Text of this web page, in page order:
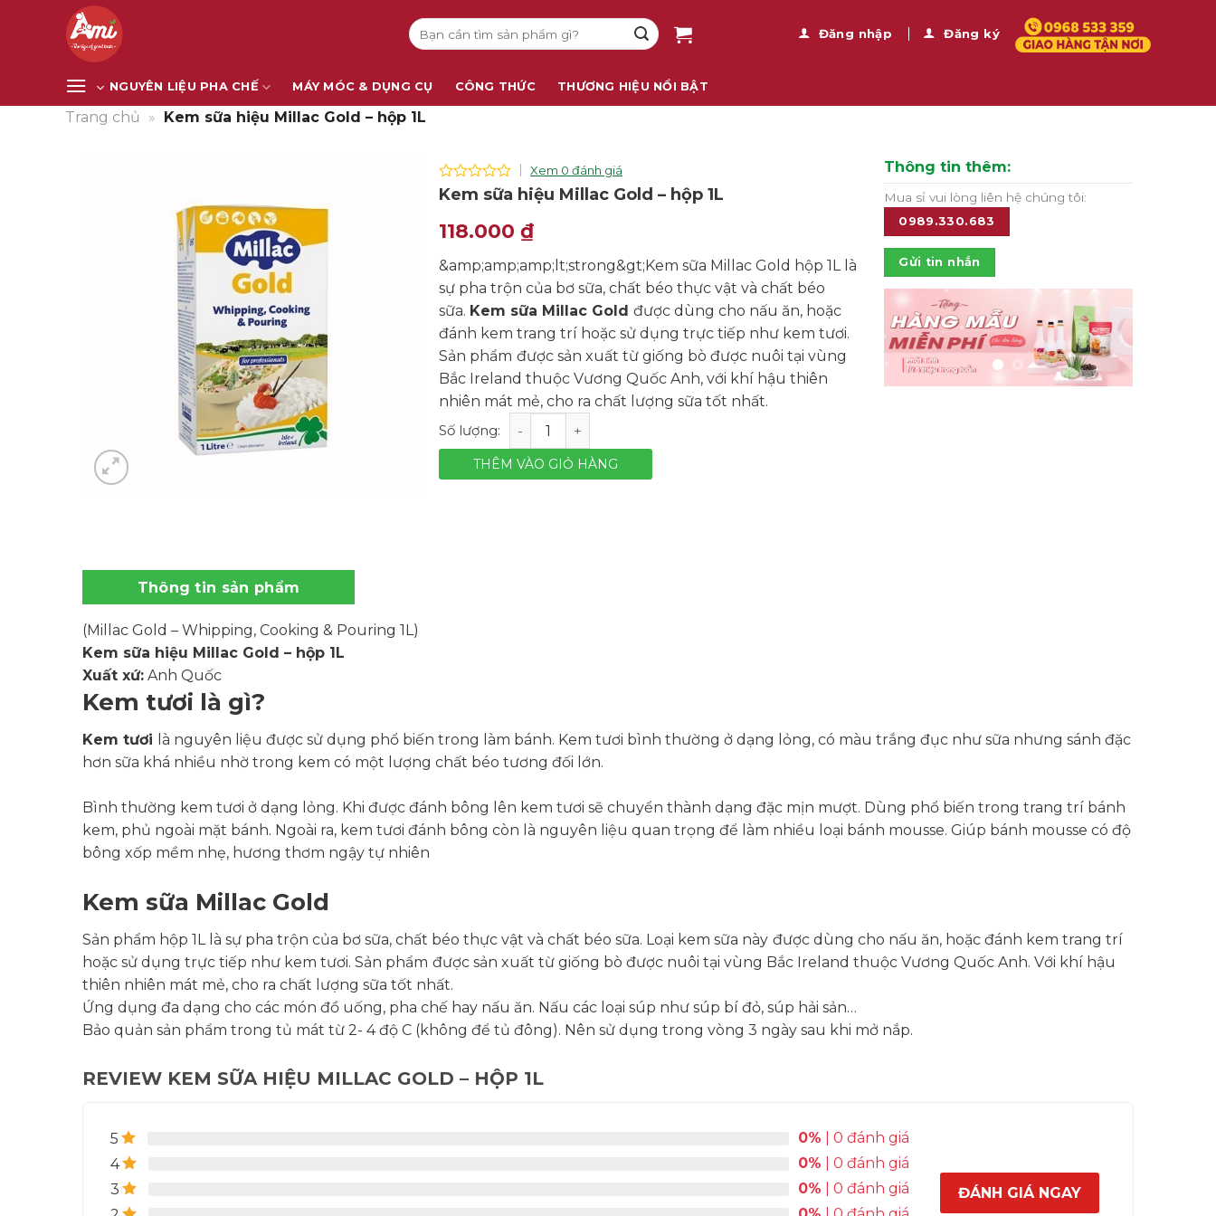
Tìm
kiếm:
Đăng nhập Đăng ký
NGUYÊN LIỆU PHA CHẾ MÁY MÓC & DỤNG CỤ CÔNG THỨC THƯƠNG HIỆU NỔI BẬT
Trang chủ » Kem sữa hiệu Millac Gold – hộp 1L
0
5
Xem 0 đánh giá
Kem sữa hiệu Millac Gold – hộp 1L
118.000₫
&amp;amp;amp;lt;strong&gt;Kem sữa Millac Gold hộp 1L là
sự pha trộn của bơ sữa, chất béo thực vật và chất béo
sữa. Kem sữa Millac Goldđược dùng cho nấu ăn, hoặc
đánh kem trang trí hoặc sử dụng trực tiếp như kem tươi.
Sản phẩm được sản xuất từ giống bò được nuôi tại vùng
Bắc Ireland thuộc Vương Quốc Anh, với khí hậu thiên
nhiên mát mẻ, cho ra chất lượng sữa tốt nhất.
Kem sữa hiệu Millac Gold – hộp 1L số lượng
THÊM VÀO GIỎ HÀNG
Thông tin thêm:
Mua sỉ vui lòng liên hệ chúng tôi:
0989.330.683
Gửi tin nhắn
Thông tin sản phẩm
(Millac Gold – Whipping, Cooking & Pouring 1L)
Kem sữa hiệu Millac Gold – hộp 1L
Xuất xứ:Anh Quốc
Kem tươi là gì?
Kem tươi là nguyên liệu được sử dụng phổ biến trong làm bánh. Kem tươi bình thường ở dạng lỏng, có màu trắng đục như sữa nhưng sánh đặc
hơn sữa khá nhiều nhờ trong kem có một lượng chất béo tương đối lớn.
Bình thường kem tươi ở dạng lỏng. Khi được đánh bông lên kem tươi sẽ chuyển thành dạng đặc mịn mượt. Dùng phổ biến trong trang trí bánh
kem, phủ ngoài mặt bánh. Ngoài ra, kem tươi đánh bông còn là nguyên liệu quan trọng để làm nhiều loại bánh mousse. Giúp bánh mousse có độ
bông xốp mềm nhẹ, hương thơm ngậy tự nhiên
Kem sữa Millac Gold
Sản phẩm hộp 1L là sự pha trộn của bơ sữa, chất béo thực vật và chất béo sữa. Loại kem sữa này được dùng cho nấu ăn, hoặc đánh kem trang trí
hoặc sử dụng trực tiếp như kem tươi. Sản phẩm được sản xuất từ giống bò được nuôi tại vùng Bắc Ireland thuộc Vương Quốc Anh. Với khí hậu
thiên nhiên mát mẻ, cho ra chất lượng sữa tốt nhất.
Ứng dụng đa dạng cho các món đồ uống, pha chế hay nấu ăn. Nấu các loại súp như súp bí đỏ, súp hải sản…
Bảo quản sản phẩm trong tủ mát từ 2- 4 độ C (không để tủ đông). Nên sử dụng trong vòng 3 ngày sau khi mở nắp.
REVIEW KEM SỮA HIỆU MILLAC GOLD – HỘP 1L
5 0% | 0 đánh giá
4
0% | 0 đánh giá
3
0% | 0 đánh giá
ĐÁNH GIÁ NGAY